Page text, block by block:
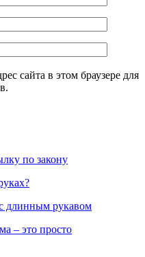
сайта в этом браузере для
по закону
длинным рукавом
– это просто